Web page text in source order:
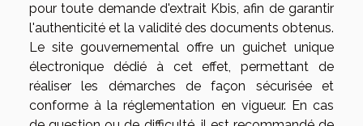
pour toute demande d'extrait Kbis, afin de garantir
l'authenticité et la validité des documents obtenus.
Le site gouvernemental offre un guichet unique
électronique dédié à cet effet, permettant de
réaliser les démarches de façon sécurisée et
conforme à la réglementation en vigueur. En cas